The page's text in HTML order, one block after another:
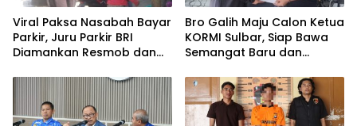
Viral Paksa Nasabah Bayar
Parkir, Juru Parkir BRI
Diamankan Resmob dan
Bro Galih Maju Calon Ketua
KORMI Sulbar, Siap Bawa
Semangat Baru dan
Tradisional